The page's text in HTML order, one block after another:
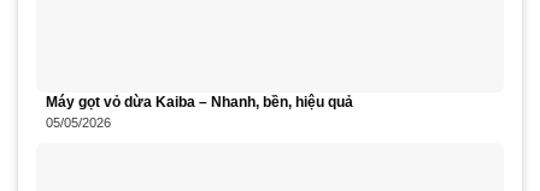
Máy gọt vỏ dừa Kaiba – Nhanh, bền, hiệu quả
05/05/2026